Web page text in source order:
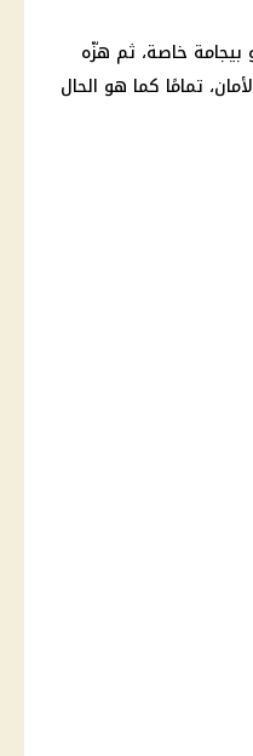
خاصة، ثم هزّه
تمامًا كما هو الحال